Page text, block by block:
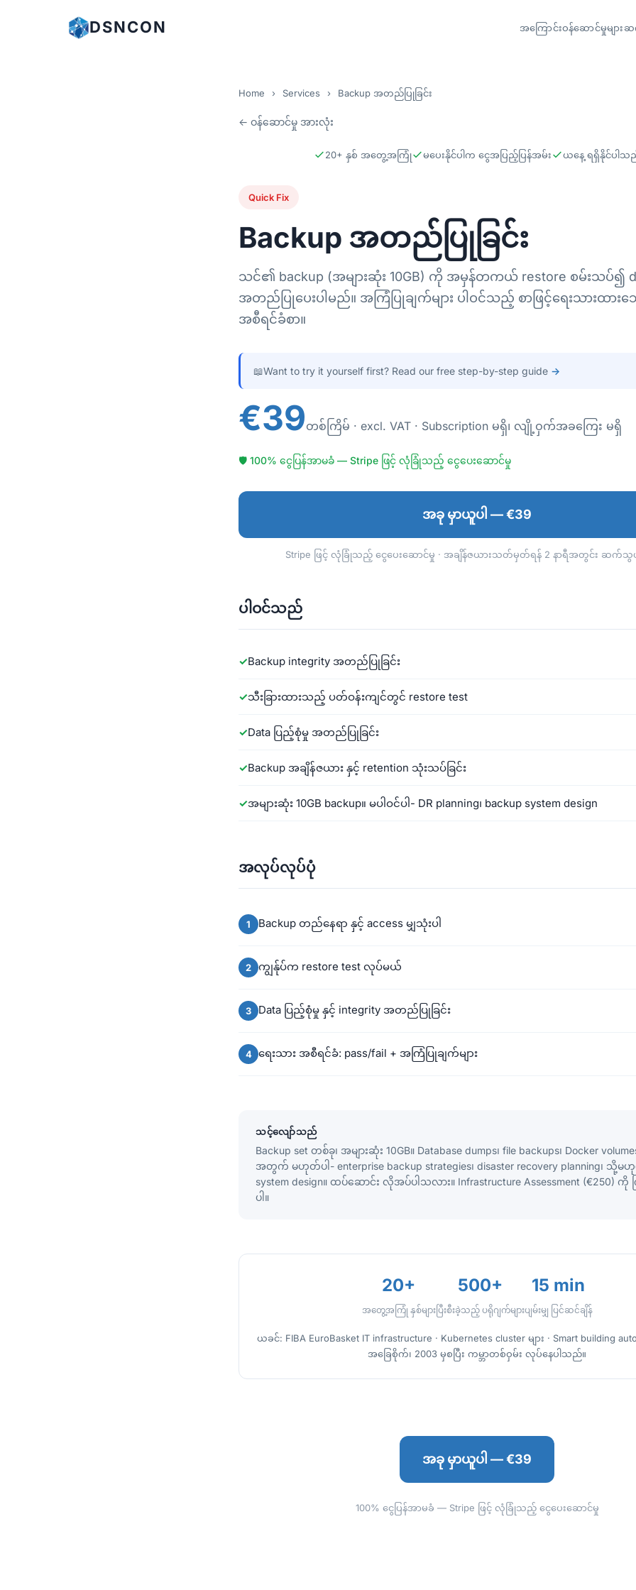
DSNCON အကြောင်းဝန်ဆောင်မှုများဆ
Home › Services › Backup အတည်ပြုခြင်း
← ဝန်ဆောင်မှု အားလုံး
20+ နှစ် အတွေ့အကြုံ မပေးနိုင်ပါက ငွေအပြည့်ပြန်အမ်း ယနေ့ ရရှိနိုင်ပါသ
Quick Fix
Backup အတည်ပြုခြင်း
သင်၏ backup (အများဆုံး 10GB) ကို အမှန်တကယ် restore စမ်းသပ်၍
အတည်ပြုပေးပါမည်။ အကြံပြုချက်များ ပါဝင်သည့် စာဖြင့်ရေးသားထားသ
အစီရင်ခံစာ။
📖Want to try it yourself first? Read our free step-by-step guide →
€39တစ်ကြိမ် · excl. VAT · Subscription မရှိ၊ လျို့ဝှက်အခကြေး မရှိ
🛡 100% ငွေပြန်အာမခံ — Stripe ဖြင့် လုံခြုံသည့် ငွေပေးဆောင်မှု
အခု မှာယူပါ — €39
Stripe ဖြင့် လုံခြုံသည့် ငွေပေးဆောင်မှု · အချိန်ဇယားသတ်မှတ်ရန် 2 နာရီအတွင်း ဆက်
ပါဝင်သည်
Backup integrity အတည်ပြုခြင်း
သီးခြားထားသည့် ပတ်ဝန်းကျင်တွင် restore test
Data ပြည့်စုံမှု အတည်ပြုခြင်း
Backup အချိန်ဇယား နှင့် retention သုံးသပ်ခြင်း
အများဆုံး 10GB backup။ မပါဝင်ပါ- DR planning၊ backup system design
အလုပ်လုပ်ပုံ
Backup တည်နေရာ နှင့် access မျှသုံးပါ
ကျွန်ုပ်က restore test လုပ်မယ်
Data ပြည့်စုံမှု နှင့် integrity အတည်ပြုခြင်း
ရေးသား အစီရင်ခံ: pass/fail + အကြံပြုချက်များ
သင့်လျော်သည်
Backup set တစ်ခု၊ အများဆုံး 10GB။ Database dumps၊ file backups၊ Docker
အတွက် မဟုတ်ပါ- enterprise backup strategies၊ disaster recovery planning၊ သို့မ
system design။ ထပ်ဆောင်း လိုအပ်ပါသလား။ Infrastructure Assessment (€250)
ပါ။
20+
အတွေ့အကြုံ နှစ်များ
500+
ပြီးစီးခဲ့သည့် ပရိုဂျက်များ
15 min
ပျမ်းမျှ ပြင်ဆင်ချိန်
ယခင်: FIBA EuroBasket IT infrastructure · Kubernetes cluster များ · Smart building
အခြေစိုက်၊ 2003 မှစပြီး ကမ္ဘာတစ်ဝှမ်း လုပ်နေပါသည်။
အခု မှာယူပါ — €39
100% ငွေပြန်အာမခံ — Stripe ဖြင့် လုံခြုံသည့် ငွေပေးဆောင်မှု